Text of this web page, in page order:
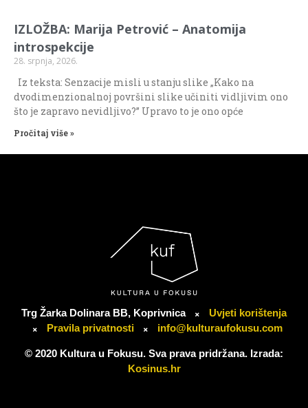
IZLOŽBA: Marija Petrović – Anatomija
introspekcije
28. srpnja, 2026.
Iz teksta: Senzacije misli u stanju slike „Kako na
dvodimenzionalnoj površini slike učiniti vidljivim ono
što je zapravo nevidljivo?” Upravo to je ono opće
Pročitaj više »
Trg Žarka Dolinara BB, Koprivnica
Uvjeti korištenja
Pravila privatnosti
info@kulturaufokusu.com
© 2020 Kultura u Fokusu. Sva prava pridržana. Izrada:
Kosinus.hr